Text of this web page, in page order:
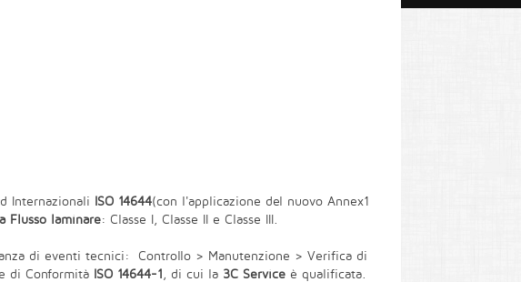
Internazionali ISO 14644(con l'applicazione del nuovo Annex1
Flusso laminare: Classe I, Classe II e Classe III.
di eventi tecnici: Controllo > Manutenzione > Verifica di
di Conformità ISO 14644-1 , di cui la 3C Service è qualificata.